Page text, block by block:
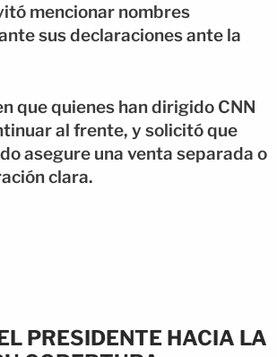
mencionar nombres
sus declaraciones ante la
que quienes han dirigido CNN
al frente, y solicitó que
asegure una venta separada o
clara.
PRESIDENTE HACIA LA